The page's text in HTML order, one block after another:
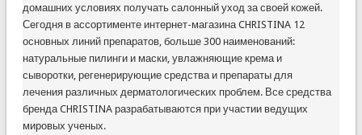
домашних условиях получать салонный уход за своей кожей.
Сегодня в ассортименте интернет-магазина CHRISTINA 12
основных линий препаратов, больше 300 наименований:
натуральные пилинги и маски, увлажняющие крема и
сыворотки, регенерирующие средства и препараты для
лечения различных дерматологических проблем. Все средства
бренда CHRISTINA разрабатываются при участии ведущих
мировых ученых.